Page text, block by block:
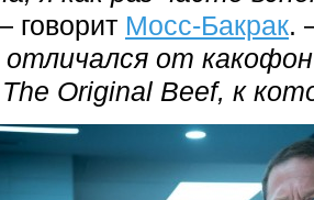
говорит Мосс-Бакрак.
от
The Original Beef, к